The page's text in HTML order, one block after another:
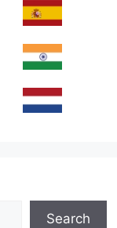
Search